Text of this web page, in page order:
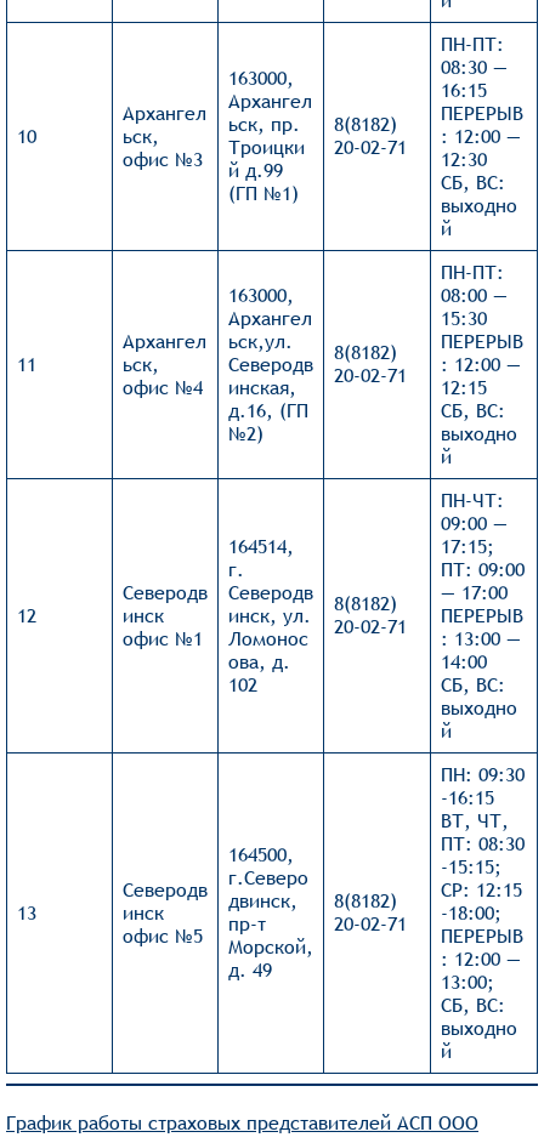
10
Архангел
ьск,
офис №3
163000,
Архангел
ьск, пр.
Троицки
й д.99
(ГП №1)
8(8182)
20-02-71
ПН-ПТ:
08:30 —
16:15
ПЕРЕРЫВ
: 12:00 —
12:30
СБ, ВС:
выходно
й
11
Архангел
ьск,
офис №4
163000,
Архангел
ьск,ул.
Северодв
инская,
д.16, (ГП
№2)
8(8182)
20-02-71
ПН-ПТ:
08:00 —
15:30
ПЕРЕРЫВ
: 12:00 —
12:15
СБ, ВС:
выходно
й
12
Северодв
инск
офис №1
164514,
г.
Северодв
инск, ул.
Ломонос
ова, д.
102
8(8182)
20-02-71
ПН-ЧТ:
09:00 —
17:15;
ПТ: 09:00
— 17:00
ПЕРЕРЫВ
: 13:00 —
14:00
СБ, ВС:
выходно
й
13
Северодв
инск
офис №5
164500,
г.Северо
двинск,
пр-т
Морской,
д. 49
8(8182)
20-02-71
ПН: 09:30
-16:15
ВТ, ЧТ,
ПТ: 08:30
-15:15;
СР: 12:15
-18:00;
ПЕРЕРЫВ
: 12:00 —
13:00;
СБ, ВС:
выходно
й
График работы страховых представителей АСП ООО